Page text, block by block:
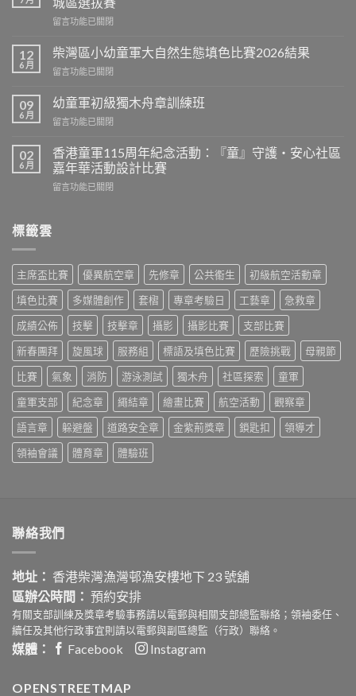
會
長
G3
霸
中
在
年
全
港
爾
頓
錦
賽
–
柴
多
利
亞
城
區
選
拔
賽〉
中
留言功能已關閉
12
6 月
柴灣區小幼童軍大自然生態填色比賽2026結果
在
灣
區
小
童
軍
自
比
賽
2026
結
果〉
中
留言功能已關閉
09
6 月
幼童軍初級獨木舟章訓練班
在
童
軍
初
級
練
班〉
中
留言功能已關閉
02
6 月
香港童軍115周年紀念活動：『童』守護‧安心社區
嘉年華活動設計比賽
在
周
年
紀
念
活
動：
『童』
守
護‧
安
心
社
嘉
年
計
比
留言功能已關閉
標籤雲
主席盃比賽 優異航空章 先修章 公共䘙生
初級航空活動章
填色比賽
多媒體創作 套槢 專章考驗日 工藝章
急救章
成績公佈
技擊 技擊章 攝影 攝影比賽
支部比賽
新春團拜
旋風球 服務組 標語及填色比賽 歷險挑戰
母親節
比賽
氣象 消防 游泳測試 獨木舟 社區探索
童軍
童軍支部
紀念章 繩結章 繪畫比賽 航空活動
觀察章
語言章
躲避盤 道路安全章 金紫荊獎章 鎖匙扣
領導才
領袖會議
體育章 體驗班
聯絡我們
地址： 香港柴灣漁灣邨漁安樓地下 23 號舖
區辦公時間： 預約安排
有關支部訓練及獎章考驗事務請以電郵與相關支部總監聯絡；領袖委任、
續任及其他行政事宜則請以電郵與副區總監（行政）聯絡。
媒體： Facebook Instagram
OPENSTREETMAP